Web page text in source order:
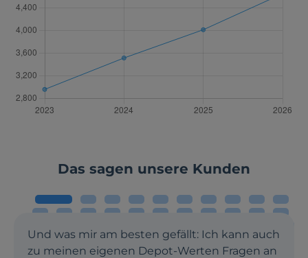
Das sagen unsere Kunden
Und was mir am besten gefällt: Ich kann auch
zu meinen eigenen Depot-Werten Fragen an